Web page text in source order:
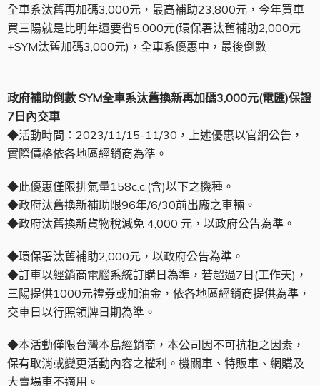
全車系汰舊再加碼3,000元，最高補助23,800元，今年買車
買三陽就是比明年還要省5,000元(環保署汰舊補助2,000元
+SYM汰舊加碼3,000元)，全車系優惠中，最後倒數
政府補助倒數 SYM全車系汰舊換新再加碼3,000元(電匯)保證
7日內交車
◆活動時間：2023/11/15-11/30，上述優惠以官網公告，
實際價格依各地區經銷商為準。
◆此優惠僅限排氣量158c.c.(含)以下之機種。
◆政府汰舊換新補助限96年/6/30前出廠之車輛。
◆政府汰舊換新貨物稅減免 4,000 元，以政府公告為準。
◆環保署汰舊補助2,000元，以政府公告為準。
◆訂車以經銷商電腦系統訂購日為準，若超過7日(工作天)，
三陽提供1000元禮券或加油金，依各地區經銷商提供為準，
交車日以行照領牌日期為準。
◆本活動僅限台灣本島經銷商，本公司因不可抗拒之因素，
保有取消或變更活動內容之權利。機關車、特販車、網購及
大賣場車不適用。